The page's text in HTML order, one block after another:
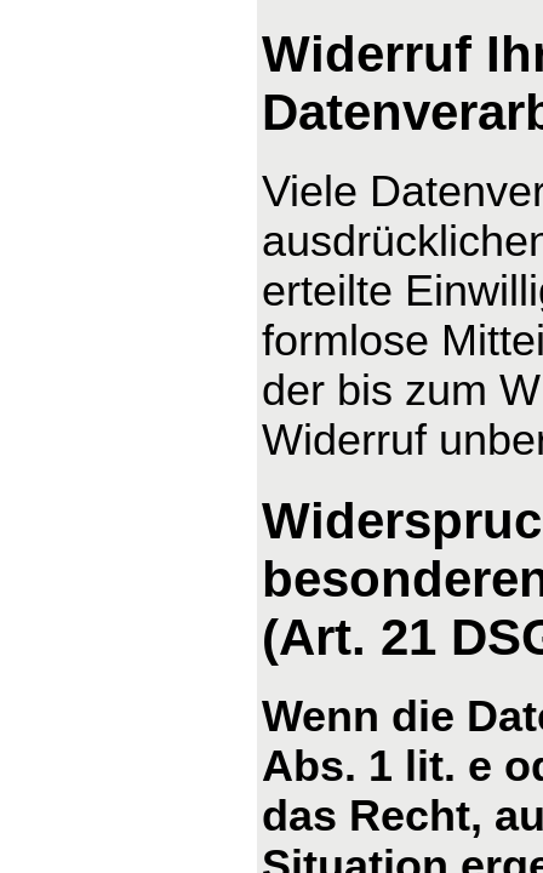
Widerruf
Viele
erteilte
formlose
der bis zum
Widerruf
(Art. 21
Wenn die
Abs. 1 lit. e
das Recht,